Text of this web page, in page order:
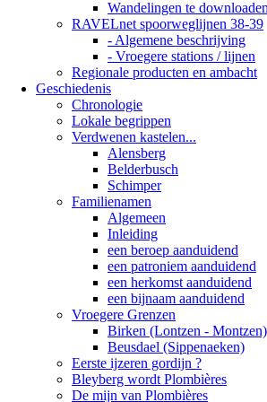
Wandelingen te
RAVELnet spoorweglijnen 38-39
- Algemene beschrijving
- Vroegere stations / lijnen
Regionale producten en ambacht
Geschiedenis
Chronologie
Lokale begrippen
Verdwenen kastelen...
Alensberg
Belderbusch
Schimper
Familienamen
Algemeen
Inleiding
een beroep aanduidend
een patroniem aanduidend
een herkomst aanduidend
een bijnaam aanduidend
Vroegere Grenzen
Birken (Lontzen - Montzen)
Beusdael (Sippenaeken)
Eerste ijzeren gordijn ?
Bleyberg wordt Plombières
De mijn van Plombières